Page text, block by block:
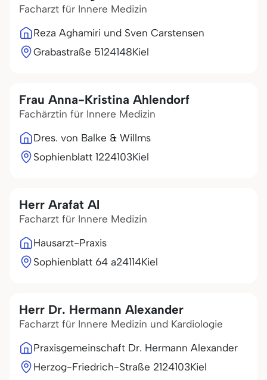
Facharzt für Innere Medizin
Reza Aghamiri und Sven Carstensen
Grabastraße 5124148Kiel
Frau Anna-Kristina Ahlendorf
Fachärztin für Innere Medizin
Dres. von Balke & Willms
Sophienblatt 1224103Kiel
Herr Arafat Al
Facharzt für Innere Medizin
Hausarzt-Praxis
Sophienblatt 64 a24114Kiel
Herr Dr. Hermann Alexander
Facharzt für Innere Medizin und Kardiologie
Praxisgemeinschaft Dr. Hermann Alexander
Herzog-Friedrich-Straße 2124103Kiel